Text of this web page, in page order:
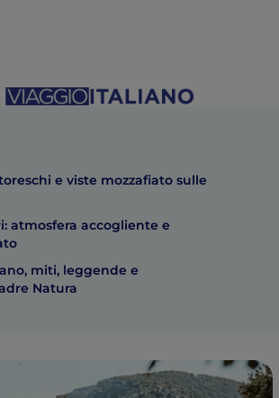
e viste mozzafiato sulle
atmosfera accogliente e
miti, leggende e
Natura